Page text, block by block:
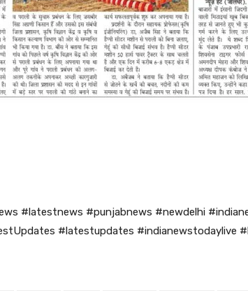
#latestnews #punjabnews #newdelhi
#latestupdates #indianewstodaylive